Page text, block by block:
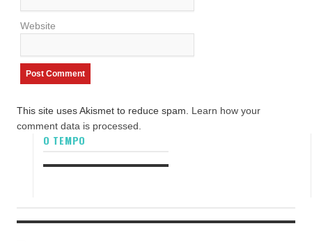
Website
This site uses Akismet to reduce spam. Learn how your
comment data is processed.
O TEMPO